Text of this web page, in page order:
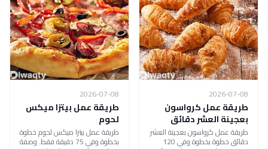
2026-07-08
طريقة عمل كرواسون
بعجينة العشر دقائق
طريقة عمل كرواسون بعجينة العشر
دقائق خطوة بخطوة وفي 120
2026-07-08
طريقة عمل بيتزا ميكس
لحوم
طريقة عمل بيتزا ميكس لحوم خطوة
بخطوة وفي 75 دقيقة فقط. وصفة